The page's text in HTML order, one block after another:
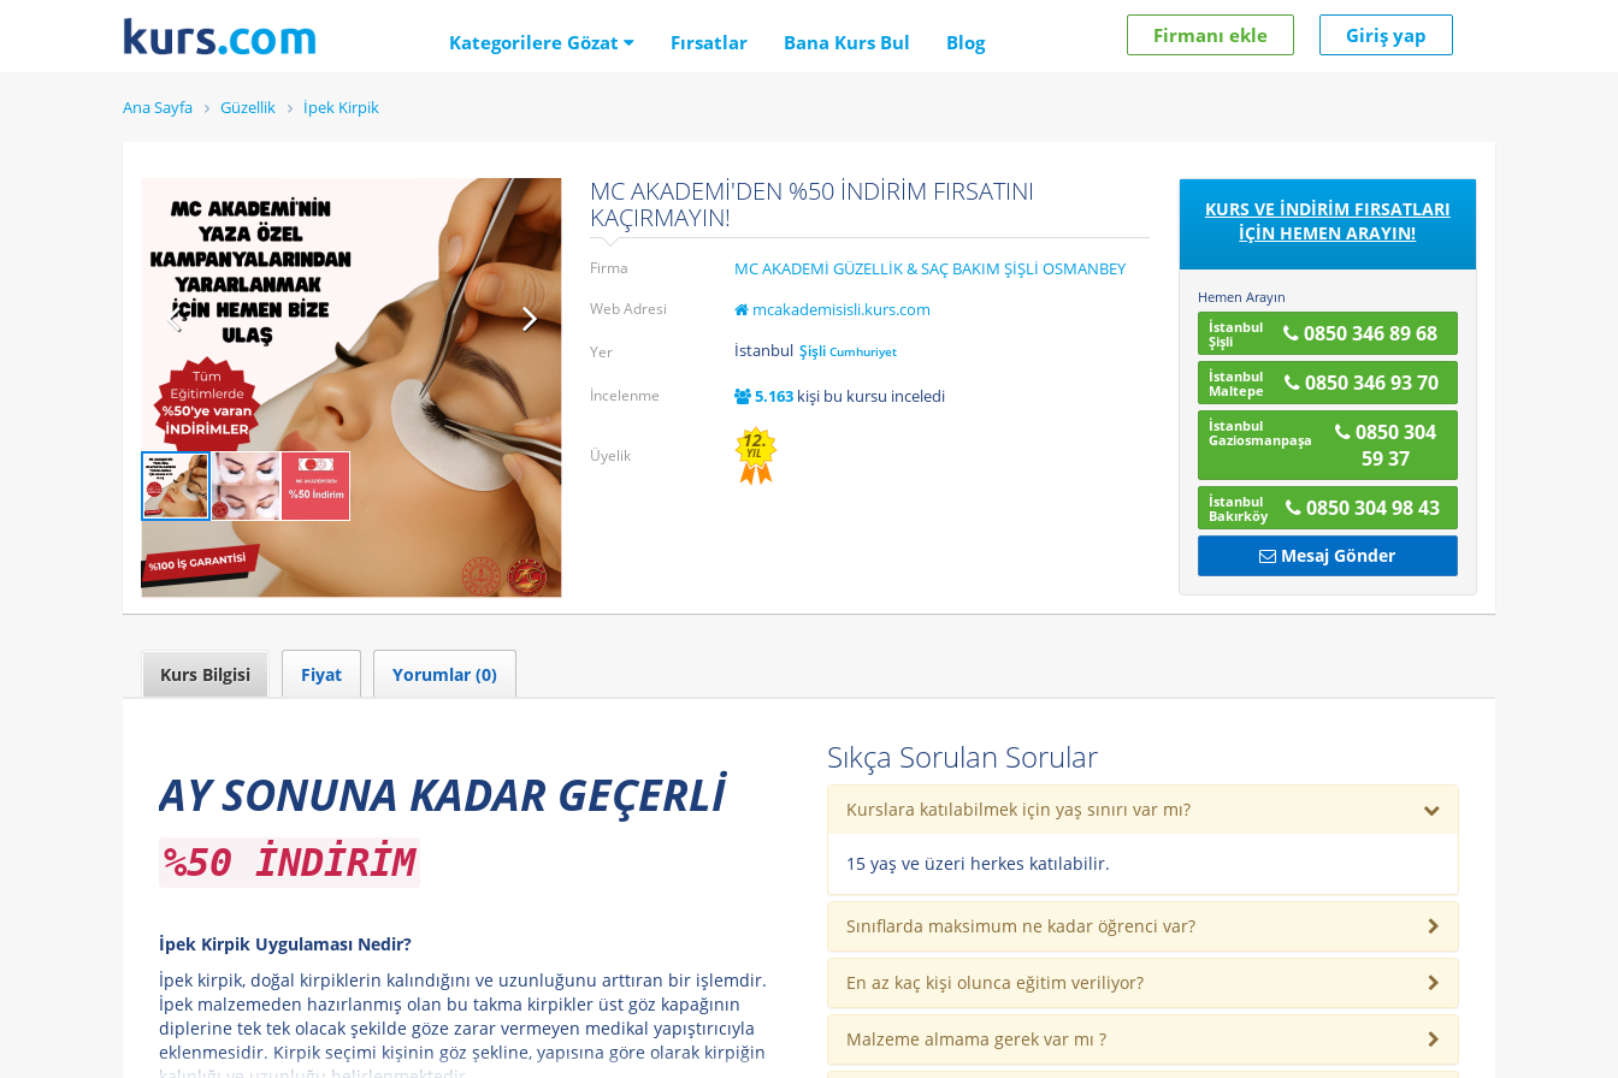
Kategorilere Gözat Fırsatlar Bana Kurs Bul Blog Giriş yap
Firmanı ekle
Ana Sayfa Güzellik İpek Kirpik
MC AKADEMİ'DEN %50 İNDİRİM FIRSATINI
KAÇIRMAYIN!
Firma MC AKADEMİ GÜZELLİK & SAÇ BAKIM ŞİŞLİ OSMANBEY
Web Adresi mcakademisisli.kurs.com
Yer İstanbul Şişli Cumhuriyet
İncelenme 5.163 kişi bu kursu inceledi
Üyelik
12.
YIL
KURS VE İNDİRİM FIRSATLARI
İÇİN HEMEN ARAYIN!
Hemen Arayın
İstanbul
Şişli
0850 346 89 68
İstanbul
Maltepe
0850 346 93 70
İstanbul
Gaziosmanpaşa
0850 304
59 37
İstanbul
Bakırköy
0850 304 98 43
Mesaj Gönder
Kurs Bilgisi Fiyat Yorumlar (0)
AY SONUNA KADAR GEÇERLİ
%50 İNDİRİM
İpek Kirpik Uygulaması Nedir?
İpek kirpik, doğal kirpiklerin kalındığını ve uzunluğunu arttıran bir işlemdir.
İpek malzemeden hazırlanmış olan bu takma kirpikler üst göz kapağının
diplerine tek tek olacak şekilde göze zarar vermeyen medikal yapıştırıcıyla
eklenmesidir. Kirpik seçimi kişinin göz şekline, yapısına göre olarak kirpiğin
Sıkça Sorulan Sorular
Kurslara katılabilmek için yaş sınırı var mı?
15 yaş ve üzeri herkes katılabilir.
Sınıflarda maksimum ne kadar öğrenci var?
En az kaç kişi olunca eğitim veriliyor?
Malzeme almama gerek var mı ?